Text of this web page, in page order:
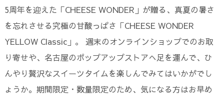
5周年を迎えた「CHEESE WONDER」が贈る、真夏の暑さ
を忘れさせる究極の甘酸っぱさ「CHEESE WONDER
YELLOW Classic」。 週末のオンラインショップでのお取
り寄せや、名古屋のポップアップストアへ足を運んで、ひ
んやり贅沢なスイーツタイムを楽しんでみてはいかがでし
ょうか。期間限定・数量限定のため、気になる方はお早め